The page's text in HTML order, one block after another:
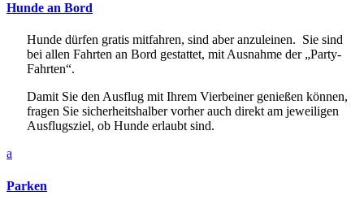
Hunde an Bord
Hunde dürfen gratis mitfahren, sind aber anzuleinen. Sie sind
bei allen Fahrten an Bord gestattet, mit Ausnahme der „Party-
Fahrten“.
Damit Sie den Ausflug mit Ihrem Vierbeiner genießen können,
fragen Sie sicherheitshalber vorher auch direkt am jeweiligen
Ausflugsziel, ob Hunde erlaubt sind.
a
Parken